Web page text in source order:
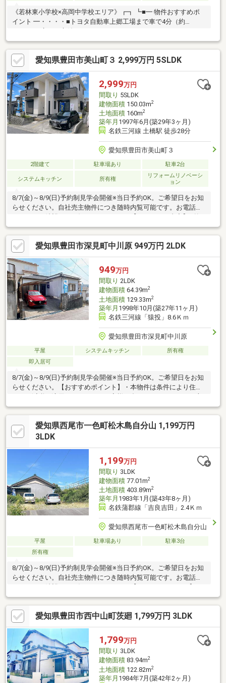
《若林東小学校×高岡中学校エリア》┏┓ ┗■━ 物件おすすめポ
イント ━・・・・■トヨタ自動車上郷工場まで車で4分（約
き ■浴室暖房乾燥
機採用〇豊田市内を中心に数百件の物件を取り扱っています。ご
予約方法／＞＞0120-50-8310 【通話無料】＞＞ 「資料請求」 ボ
タン無理なく失敗しないマイホーム探しを応援！まずはお会いす
るところから始めてみませんか？ご来店お待ちしております(^^♪
まずはお気軽にお問い合わせください◎
愛知県豊田市美山町３ 2,999万円 5SLDK
2,999万円
間取り 5SLDK
建物面積150.03m2
土地面積160m2
築年月 1997年6月(築29年3ヶ月)
名鉄三河線 土橋駅 徒歩28分
愛知県豊田市美山町３
2階建て 駐車場あり 駐車2台
システムキッチン 所有権
リフォームリノベーシ
ョン
8/7(金)～8/9(日)予約制見学会開催※当日予約OK。ご希望日をお知
らせください。自社売主物件につき随時内覧可能です。お電話か
構工事外壁塗装●内装工事水回り設備交換、クロス張替え、畳表
替え、フロアタイル上張り、建具交換、クローゼット交換、給湯
器交換、インターホン設置、火災警報器設置、照明LED交換、ク
リーニング、漏電点検、設備点検、雨漏り点検、漏水点検※本物
件は住宅ローン減税が適用されます。詳しくはお問合せくださ
い。
愛知県豊田市深見町中川原 949万円 2LDK
949万円
間取り 2LDK
建物面積64.39m2
土地面積129.33m2
築年月 1998年10月(築27年11ヶ月)
名鉄三河線「猿投」8.6Ｋｍ
愛知県豊田市深見町中川原
平屋 システムキッチン
所有権
即入居可
8/7(金)～8/9(日)予約制見学会開催※当日予約OK。ご希望日をお知
らせください。【おすすめポイント】・本物件は条件により住宅
や金融機関をご提案。住宅ローンが初めての方でもお気軽にご相
談ください【周辺施設】・中山小学校3600ｍ（徒歩45分）・藤岡
南中学校3800ｍ（徒歩48分/自転車16分）・フェルナ 西中山店
様4400ｍ（徒歩55分/車9分）・ファミリーマート 豊田深見店様
愛知県西尾市一色町松木島自分山 1,199万円
3LDK
1,199万円
間取り 3LDK
建物面積77.01m2
土地面積403.89m2
築年月 1983年1月(築43年8ヶ月)
名鉄蒲郡線「吉良吉田」2.4Ｋｍ
愛知県西尾市一色町松木島自分山
平屋 駐車場あり
駐車3台
所有権
8/7(金)～8/9(日)予約制見学会開催※当日予約OK。ご希望日をお知
らせください。自社売主物件につき随時内覧可能です。お電話か
シロアリ防除工事施工後5年間保証。【周辺施設】・一色東部小学
校まで約730ｍ（徒歩約10分）・一色中学校まで約3010ｍ（徒歩
38分/自転車15分）・業務スーパー一色店まで約500ｍ（車約7
分）・ファミリーマート一色野田店まで約440ｍ（徒歩6分）・西
尾市役所一色支所まで約2110ｍ(車6分)
愛知県豊田市西中山町茨廻 1,799万円 3LDK
1,799万円
間取り 3LDK
建物面積83.94m2
土地面積122.82m2
築年月 1984年7月(築42年2ヶ月)